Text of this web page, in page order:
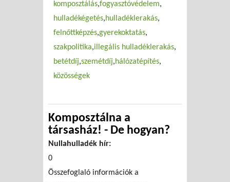
komposztálás fogyasztóvédelem
hulladékégetés hulladéklerakás
felnőttképzés gyerekoktatás
szakpolitika illegális hulladéklerakás
betétdíj szemétdíj hálózatépítés
közösségek
Komposztálna a
társasház! - De hogyan?
Nullahulladék hír:
0
Összefoglaló információk a